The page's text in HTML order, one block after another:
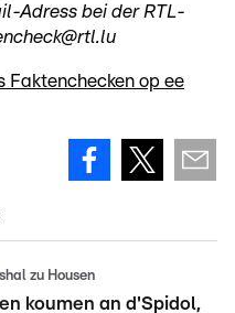
Adress bei der RTL-
Faktenchecken op ee
zu Housen
koumen an d'Spidol,